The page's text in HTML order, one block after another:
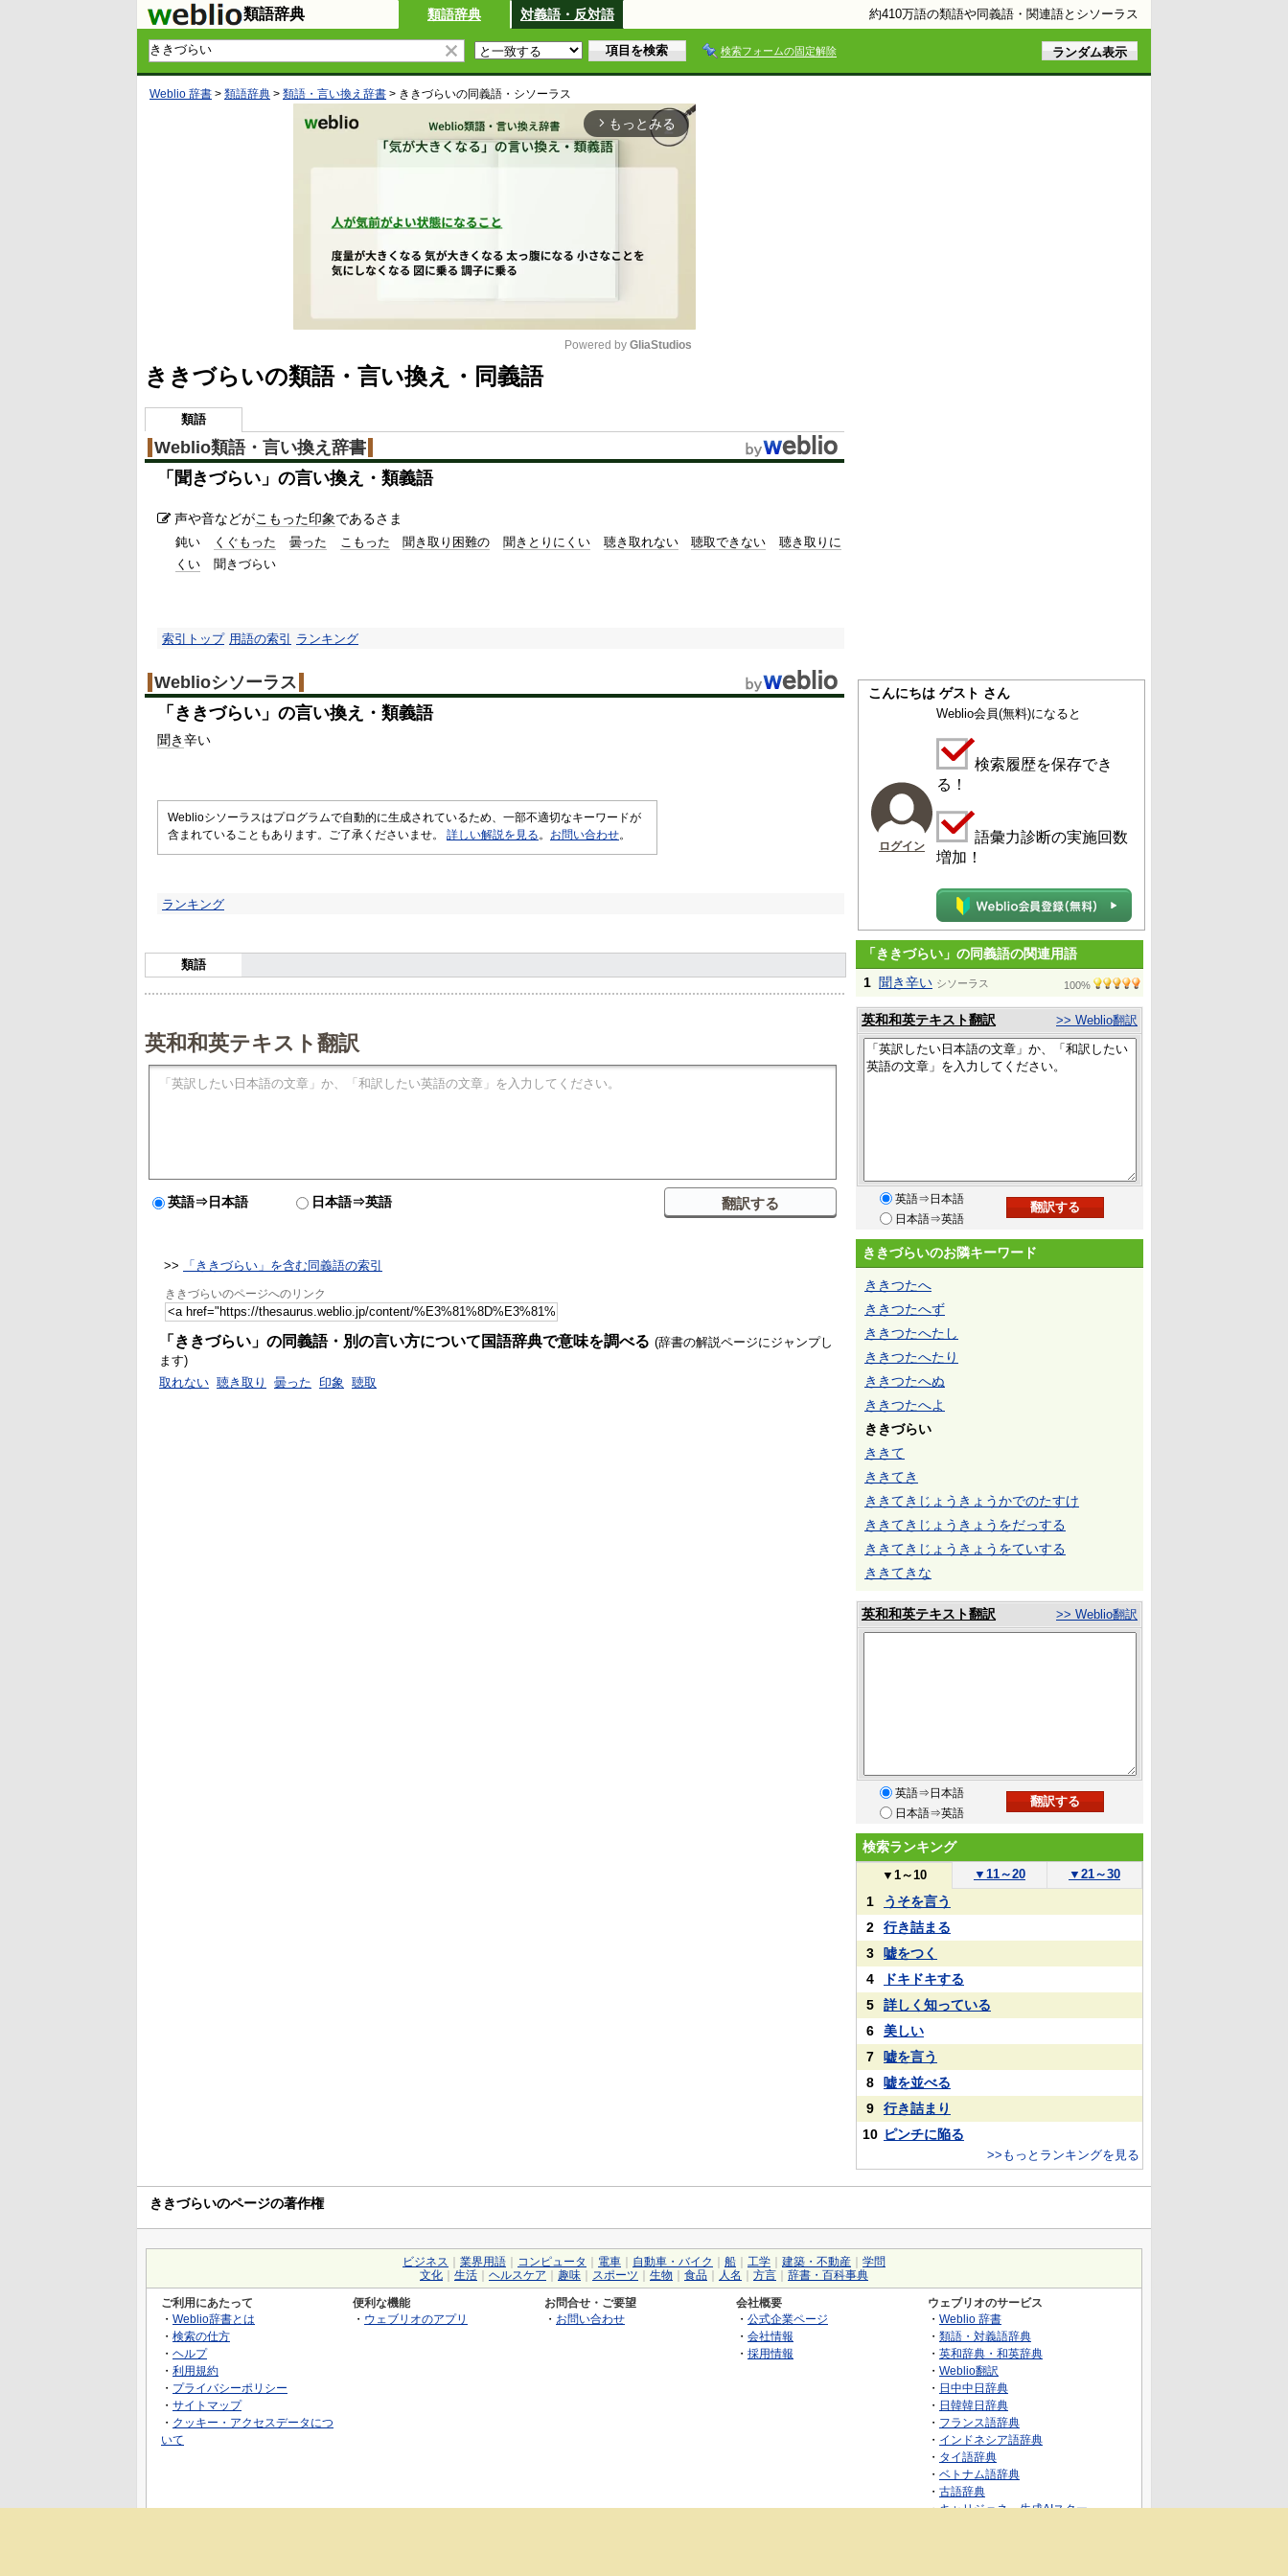
類語辞典 類語辞典 対義語・反対語 約410万語の類語や同義語・関連語とシソーラス
検索フォームの固定解除
Weblio 辞書 > 類語辞典 > 類語・言い換え辞書 > ききづらいの同義語・シソーラス
arrow_forward_ios もっとみる
Powered by GliaStudios
ききづらいの類語・言い換え・同義語
類語
Weblio類語・言い換え辞書
「 聞きづらい 」の言い換え・類義語
声や音などがこもった印象であるさま
鈍い くぐもった 曇った こもった 聞き取り困難の 聞きとりにくい 聴き取れない 聴取できない
聴き取りに
くい
聞きづらい
索引トップ 用語の索引 ランキング
Weblioシソーラス
「 ききづらい 」の言い換え・類義語
聞き辛い
Weblioシソーラスはプログラムで自動的に生成されているため、一部不適切なキーワードが
含まれていることもあります。ご了承くださいませ。 詳しい解説を見る 。 お問い合わせ。
ランキング
類語
英和和英テキスト翻訳
英語⇒日本語 日本語⇒英語
>> 「ききづらい」を含む同義語の索引
ききづらいのページへのリンク
「ききづらい」の同義語・別の言い方について国語辞典で意味を調べる (辞書の解説ページにジャンプし
ます)
取れない 聴き取り 曇った 印象 聴取
こんにちは ゲスト さん
ログイン
Weblio会員(無料)になると
検索履歴を保存でき
る！
語彙力診断の実施回数
増加！
「ききづらい」の同義語の関連用語
1 聞き辛い シソーラス 100%
英和和英テキスト翻訳 >> Weblio翻訳
英語⇒日本語
日本語⇒英語
ききづらいのお隣キーワード
ききつたへ
ききつたへず
ききつたへたし
ききつたへたり
ききつたへぬ
ききつたへよ
ききづらい
ききて
ききてき
ききてきじょうきょうかでのたすけ
ききてきじょうきょうをだっする
ききてきじょうきょうをていする
ききてきな
英和和英テキスト翻訳 >> Weblio翻訳
英語⇒日本語
日本語⇒英語
検索ランキング
▼ 1～10 ▼ 11～20 ▼ 21～30
1
うそを言う
2
行き詰まる
3
嘘をつく
4
ドキドキする
5
詳しく知っている
6
美しい
7
嘘を言う
8
嘘を並べる
9
行き詰まり
10 ピンチに陥る
>>もっとランキングを見る
ききづらいのページの著作権
ビジネス 業界用語 コンピュータ 電車 自動車・バイク 船 工学 建築・不動産
学問
文化
生活 ヘルスケア 趣味 スポーツ 生物 食品 人名 方言 辞書・百科事典
ご利用にあたって
・ Weblio辞書とは
・ 検索の仕方
・ ヘルプ
・ 利用規約
・ プライバシーポリシー
・ サイトマップ
・ クッキー・アクセスデータにつ
いて
便利な機能
・ ウェブリオのアプリ
お問合せ・ご要望
・ お問い合わせ
会社概要
・ 公式企業ページ
・ 会社情報
・ 採用情報
ウェブリオのサービス
・ Weblio 辞書
・ 類語・対義語辞典
・ 英和辞典・和英辞典
・ Weblio翻訳
・ 日中中日辞典
・ 日韓韓日辞典
・ フランス語辞典
・ インドネシア語辞典
・ タイ語辞典
・ ベトナム語辞典
・ 古語辞典
・キャリジェネ～生成AIスクー